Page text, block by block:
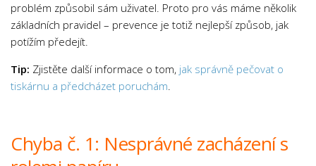
Psychologie a Sociologie
Společenské vědy
Účetnictví
Novinky
problém způsobil sám uživatel. Proto pro vás máme několik
základních pravidel – prevence je totiž nejlepší způsob, jak
potížím předejít.
Tip: Zjistěte další informace o tom, jak správně pečovat o
tiskárnu a předcházet poruchám.
Chyba č. 1: Nesprávné zacházení s